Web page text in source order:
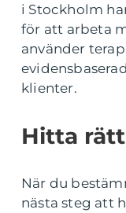
i Stockholm
för att arbeta
använder
klienter.
Hitta
När du
nästa steg att